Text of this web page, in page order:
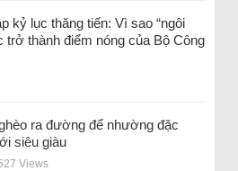
kỷ lục thăng tiến: Vì sao “ngôi
trở thành điểm nóng của Bộ Công
ra đường để nhường đặc
siêu giàu
Views